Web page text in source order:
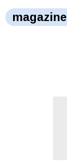
magazine